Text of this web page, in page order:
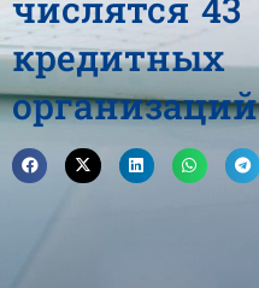
кредитных
организаций